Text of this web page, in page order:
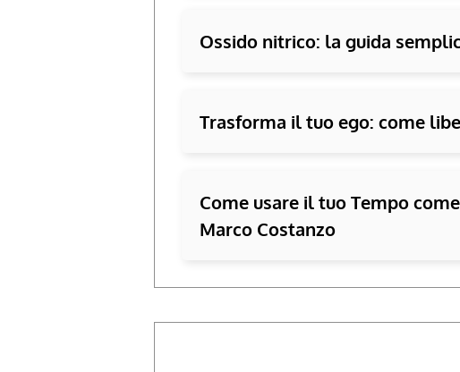
Ossido nitrico: la guida
Trasforma il tuo ego: come
Come usare il tuo Tempo
Marco Costanzo